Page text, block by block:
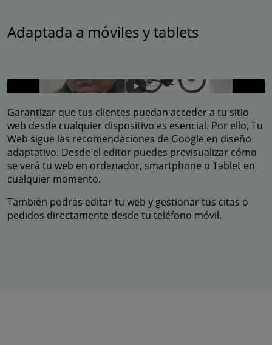
Adaptada a móviles y tablets
Garantizar que tus clientes puedan acceder a tu sitio
web desde cualquier dispositivo es esencial. Por ello, Tu
Web sigue las recomendaciones de Google en diseño
adaptativo. Desde el editor puedes previsualizar cómo
se verá tu web en ordenador, smartphone o Tablet en
cualquier momento.
También podrás editar tu web y gestionar tus citas o
pedidos directamente desde tu teléfono móvil.